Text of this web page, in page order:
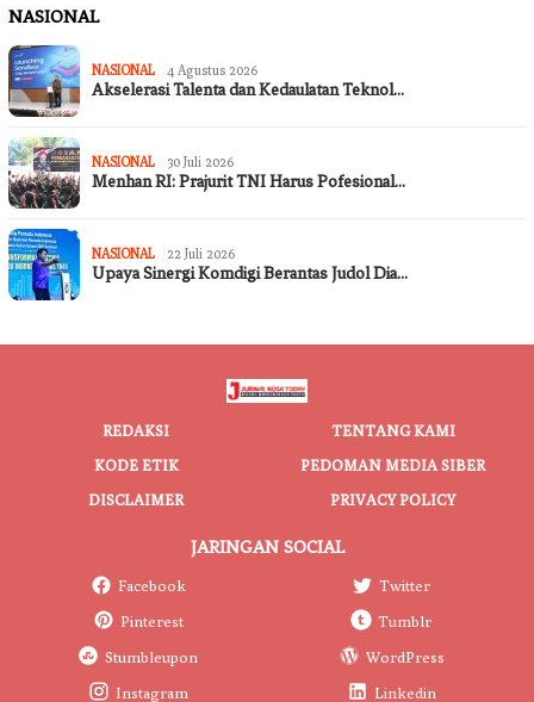
NASIONAL
NASIONAL 4 Agustus 2026
Akselerasi Talenta dan Kedaulatan Teknol…
NASIONAL 30 Juli 2026
Menhan RI: Prajurit TNI Harus Pofesional…
NASIONAL 22 Juli 2026
Upaya Sinergi Komdigi Berantas Judol Dia…
REDAKSI
TENTANG KAMI
KODE ETIK
PEDOMAN MEDIA SIBER
DISCLAIMER
PRIVACY POLICY
JARINGAN SOCIAL
Facebook
Twitter
Pinterest
Tumblr
Stumbleupon
WordPress
Instagram
Linkedin